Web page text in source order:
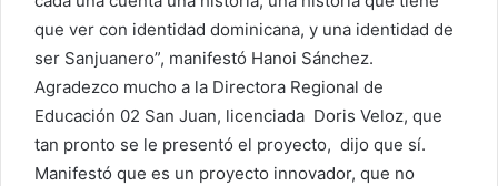
que ver con identidad dominicana, y una identidad de
ser Sanjuanero”, manifestó Hanoi Sánchez.
Agradezco mucho a la Directora Regional de
Educación 02 San Juan, licenciada Doris Veloz, que
tan pronto se le presentó el proyecto, dijo que sí.
Manifestó que es un proyecto innovador, que no